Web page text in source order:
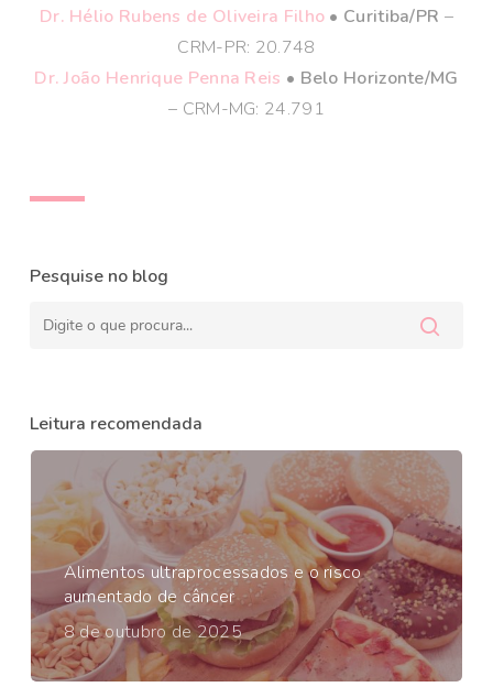
Dr. Hélio Rubens de Oliveira Filho • Curitiba/PR –
CRM-PR: 20.748
Dr. João Henrique Penna Reis • Belo Horizonte/MG
– CRM-MG: 24.791
Pesquise no blog
Leitura recomendada
Alimentos ultraprocessados e o risco
aumentado de câncer
8 de outubro de 2025